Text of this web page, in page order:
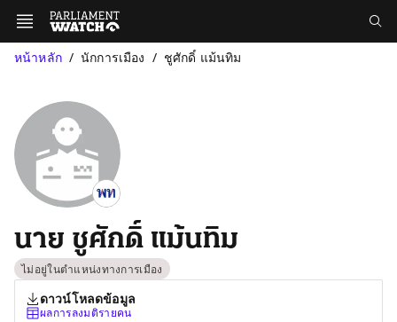
หน้าหลัก นักการเมือง ชูศักดิ์ แม้นทิม
นาย ชูศักดิ์ แม้นทิม
ไม่อยู่ในตำแหน่งทางการเมือง
ดาวน์โหลดข้อมูล
ผลการลงมติรายคน